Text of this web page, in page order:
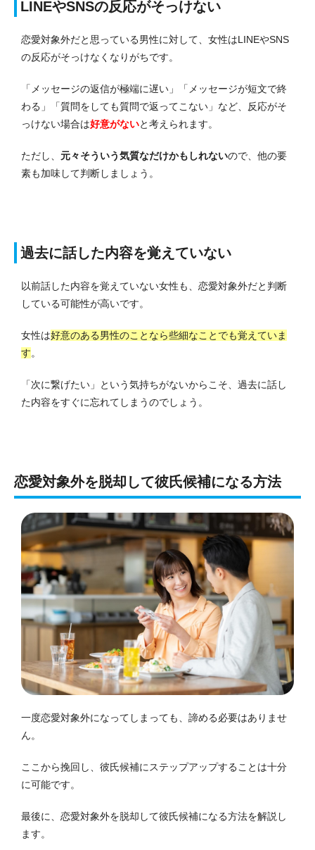
LINEやSNSの反応がそっけない
恋愛対象外だと思っている男性に対して、女性はLINEやSNS
の反応がそっけなくなりがちです。
「メッセージの返信が極端に遅い」「メッセージが短文で終
わる」「質問をしても質問で返ってこない」など、反応がそ
っけない場合は好意がないと考えられます。
ただし、 元々そういう気質なだけかもしれないので、他の要
素も加味して判断しましょう。
過去に話した内容を覚えていない
以前話した内容を覚えていない女性も、恋愛対象外だと判断
している可能性が高いです。
女性は好意のある男性のことなら些細なことでも覚えていま
す。
「次に繋げたい」という気持ちがないからこそ、過去に話し
た内容をすぐに忘れてしまうのでしょう。
恋愛対象外を脱却して彼氏候補になる方法
一度恋愛対象外になってしまっても、諦める必要はありませ
ん。
ここから挽回し、彼氏候補にステップアップすることは十分
に可能です。
最後に、恋愛対象外を脱却して彼氏候補になる方法を解説し
ます。